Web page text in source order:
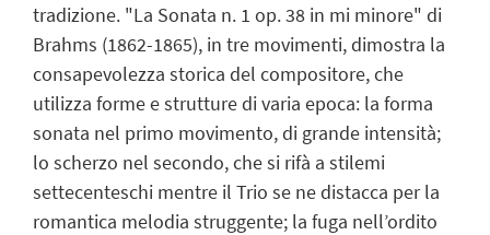
tradizione. "La Sonata n. 1 op. 38 in mi minore" di
Brahms (1862-1865), in tre movimenti, dimostra la
consapevolezza storica del compositore, che
utilizza forme e strutture di varia epoca: la forma
sonata nel primo movimento, di grande intensità;
lo scherzo nel secondo, che si rifà a stilemi
settecenteschi mentre il Trio se ne distacca per la
romantica melodia struggente; la fuga nell’ordito